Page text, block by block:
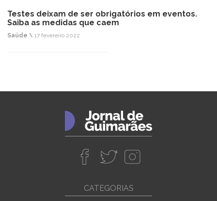
Testes deixam de ser obrigatórios em eventos.
Saiba as medidas que caem
Saúde \ 17 fevereiro 2022
CATEGORIAS